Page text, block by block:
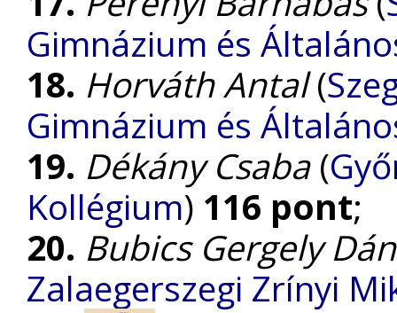
Gimnázium és
18. Horváth Antal(
Gimnázium és
19. Dékány Csaba(
Kollégium) 116 pont;
20. Bubics Gergely
Zalaegerszegi Zrínyi